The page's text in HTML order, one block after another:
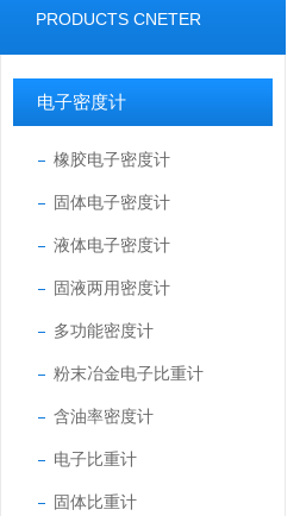
PRODUCTS CNETER
电子密度计
橡胶电子密度计
固体电子密度计
液体电子密度计
固液两用密度计
多功能密度计
粉末冶金电子比重计
含油率密度计
电子比重计
固体比重计